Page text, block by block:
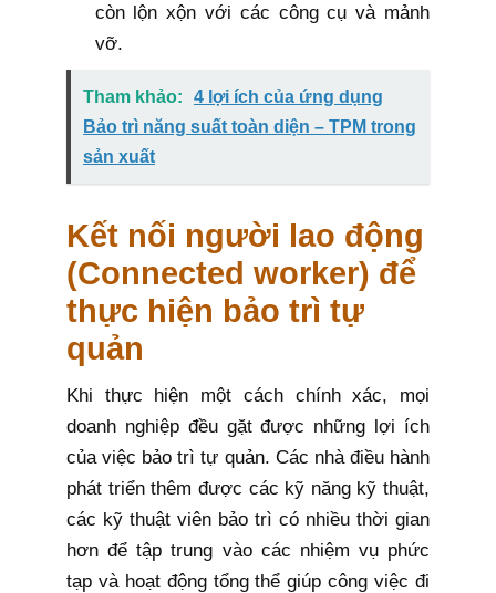
còn lộn xộn với các công cụ và mảnh
vỡ.
Tham khảo:
4 lợi ích của ứng dụng
Bảo trì năng suất toàn diện – TPM trong
sản xuất
Kết nối người lao động
(Connected worker) để
thực hiện bảo trì tự
quản
Khi thực hiện một cách chính xác, mọi
doanh nghiệp đều gặt được những lợi ích
của việc bảo trì tự quản. Các nhà điều hành
phát triển thêm được các kỹ năng kỹ thuật,
các kỹ thuật viên bảo trì có nhiều thời gian
hơn để tập trung vào các nhiệm vụ phức
tạp và hoạt động tổng thể giúp công việc đi